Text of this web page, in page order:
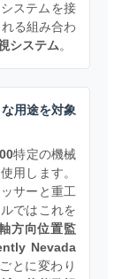
ステムを接
る組み合わ
システム。
用途を対象
特定の機械
用します。
サーと重工
ではこれを
方向位置監
Nevada
とに変わり